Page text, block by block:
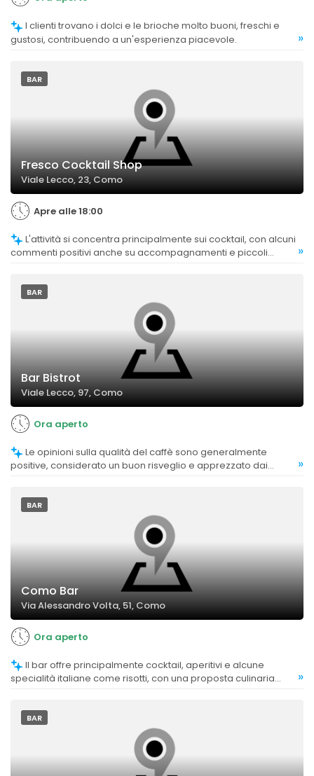
gustosi, contribuendo a un'esperienza piacevole.
»
BAR
Fresco Cocktail Shop
Viale Lecco, 23, Como
Apre alle 18:00
commenti positivi anche su accompagnamenti e piccoli
»
BAR
Bar Bistrot
Viale Lecco, 97, Como
Ora aperto
positive, considerato un buon risveglio e apprezzato dai
»
BAR
Como Bar
Via Alessandro Volta, 51, Como
Ora aperto
specialità italiane come risotti, con una proposta culinaria
»
BAR